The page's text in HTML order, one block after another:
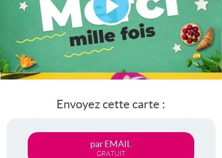
Lire
la
vidéo
Envoyez cette carte :
par EMAIL
GRATUIT